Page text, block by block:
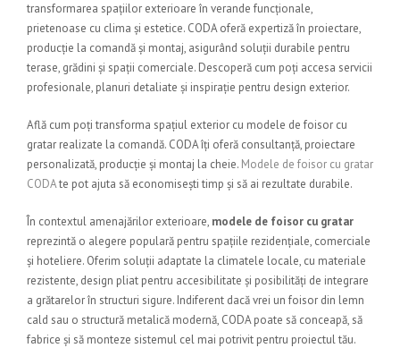
transformarea spațiilor exterioare în verande funcționale,
prietenoase cu clima și estetice. CODA oferă expertiză în proiectare,
producție la comandă și montaj, asigurând soluții durabile pentru
terase, grădini și spații comerciale. Descoperă cum poți accesa servicii
profesionale, planuri detaliate și inspirație pentru design exterior.
Află cum poți transforma spațiul exterior cu modele de foisor cu
gratar realizate la comandă. CODA îți oferă consultanță, proiectare
personalizată, producție și montaj la cheie. Modele de foisor cu gratar
CODAte pot ajuta să economisești timp și să ai rezultate durabile.
În contextul amenajărilor exterioare, modele de foisor cu gratar
reprezintă o alegere populară pentru spațiile rezidențiale, comerciale
și hoteliere. Oferim soluții adaptate la climatele locale, cu materiale
rezistente, design pliat pentru accesibilitate și posibilități de integrare
a grătarelor în structuri sigure. Indiferent dacă vrei un foisor din lemn
cald sau o structură metalică modernă, CODA poate să conceapă, să
fabrice și să monteze sistemul cel mai potrivit pentru proiectul tău.